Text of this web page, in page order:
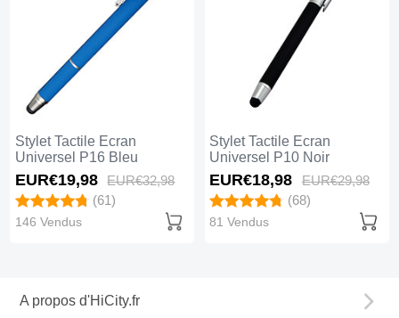
Stylet Tactile Ecran
Universel P16 Bleu
EUR€19,98 EUR€32,98
(61)
146 Vendus
Stylet Tactile Ecran
Universel P10 Noir
EUR€18,98 EUR€29,98
(68)
81 Vendus
A propos d'HiCity.fr